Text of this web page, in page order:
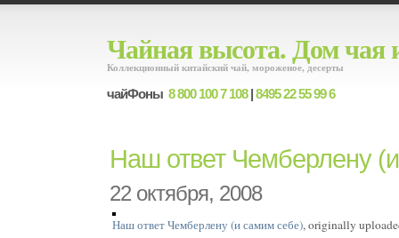
Чайная высота. Дом чая
Коллекционный китайский чай, мороженое, десерты
чайФоны 8 800 100 7 108|8495 22 55 99 6
Наш ответ Чемберлену
22 октября, 2008
Наш ответ Чемберлену (и самим себе), originally